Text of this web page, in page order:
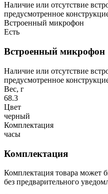
Наличие или отсутствие
предусмотренное
Встроенный микрофон
Есть
Встроенный микрофон
Наличие или отсутствие
предусмотренное
Вес, г
68.3
Цвет
черный
Комплектация
часы
Комплектация
Комплектация товара может
без предварительного